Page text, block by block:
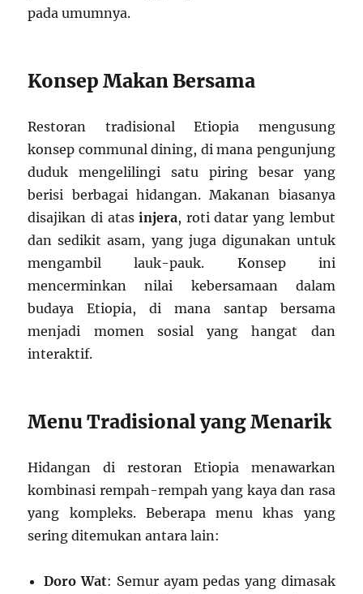
pada umumnya.
Konsep Makan Bersama
Restoran tradisional Etiopia mengusung
konsep communal dining, di mana pengunjung
duduk mengelilingi satu piring besar yang
berisi berbagai hidangan. Makanan biasanya
disajikan di atasinjera, roti datar yang lembut
dan sedikit asam, yang juga digunakan untuk
mengambil lauk-pauk. Konsep ini
mencerminkan nilai kebersamaan dalam
budaya Etiopia, di mana santap bersama
menjadi momen sosial yang hangat dan
interaktif.
Menu Tradisional yang Menarik
Hidangan di restoran Etiopia menawarkan
kombinasi rempah-rempah yang kaya dan rasa
yang kompleks. Beberapa menu khas yang
sering ditemukan antara lain:
Doro Wat: Semur ayam pedas yang dimasak